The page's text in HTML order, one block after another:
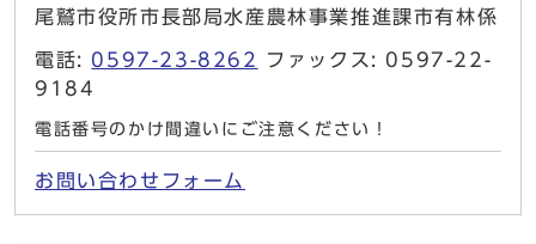
尾鷲市役所市長部局水産農林事業推進課市有林係
電話: 0597-23-8262
ファックス: 0597-22-
9184
電話番号のかけ間違いにご注意ください！
お問い合わせフォーム